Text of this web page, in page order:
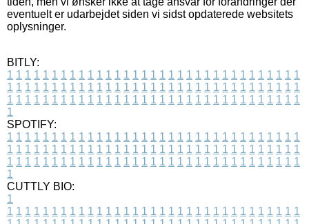
eventuelt er udarbejdet siden vi sidst opdaterede websitets
oplysninger.
BITLY:
1 1 1 1 1 1 1 1 1 1 1 1 1 1 1 1 1 1 1 1 1 1 1 1 1 1 1 1 1 1 1 1 1
1 1 1 1 1 1 1 1 1 1 1 1 1 1 1 1 1 1 1 1 1 1 1 1 1 1 1 1 1 1 1 1 1
1 1 1 1 1 1 1 1 1 1 1 1 1 1 1 1 1 1 1 1 1 1 1 1 1 1 1 1 1 1 1 1 1
1
SPOTIFY:
1 1 1 1 1 1 1 1 1 1 1 1 1 1 1 1 1 1 1 1 1 1 1 1 1 1 1 1 1 1 1 1 1
1 1 1 1 1 1 1 1 1 1 1 1 1 1 1 1 1 1 1 1 1 1 1 1 1 1 1 1 1 1 1 1 1
1 1 1 1 1 1 1 1 1 1 1 1 1 1 1 1 1 1 1 1 1 1 1 1 1 1 1 1 1 1 1 1 1
1
CUTTLY BIO:
1
1 1 1 1 1 1 1 1 1 1 1 1 1 1 1 1 1 1 1 1 1 1 1 1 1 1 1 1 1 1 1 1 1